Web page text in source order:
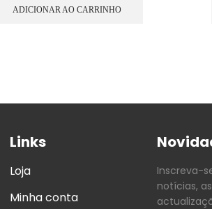
ADICIONAR AO CARRINHO
Links
Loja
Minha conta
Inscreva-
notícias,